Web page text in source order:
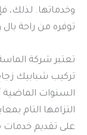
وخدماتها. لذلك،
توفره من راحة
تعتبر شركة الماسة
تركيب شبابيك
السنوات
التزامها التام
على تقديم خدمات